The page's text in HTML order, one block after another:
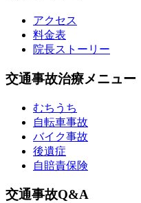
アクセス
料金表
院長ストーリー
交通事故治療メニュー
むちうち
自転車事故
バイク事故
後遺症
自賠責保険
交通事故Q&A